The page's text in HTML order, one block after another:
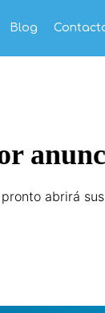
Blog
abrirá